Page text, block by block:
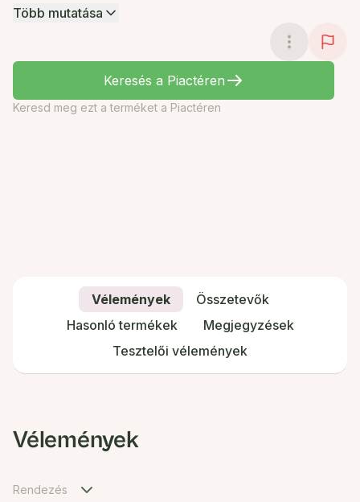
Több mutatása
Keresés a Piactéren
Keresd meg ezt a terméket a Piactéren
Vélemények
Összetevők
Hasonló termékek
Megjegyzések
Tesztelői vélemények
Vélemények
Rendezés